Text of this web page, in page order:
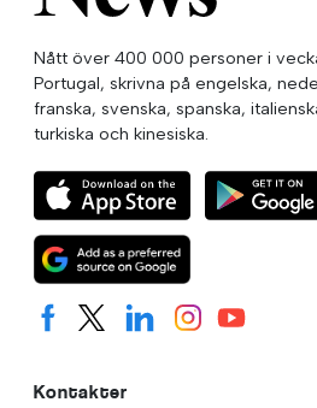
Nått över 400 000 personer i
Portugal, skrivna på engelska,
franska, svenska, spanska,
turkiska och kinesiska.
Kontakter